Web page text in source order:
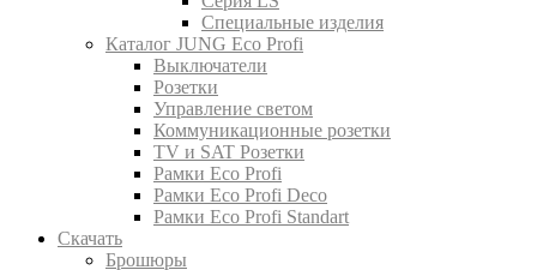
Специальные изделия
Каталог JUNG Eco Profi
Выключатели
Розетки
Управление светом
Коммуникационные розетки
TV и SAT Розетки
Рамки Eco Profi
Рамки Eco Profi Deco
Рамки Eco Profi Standart
Скачать
Брошюры